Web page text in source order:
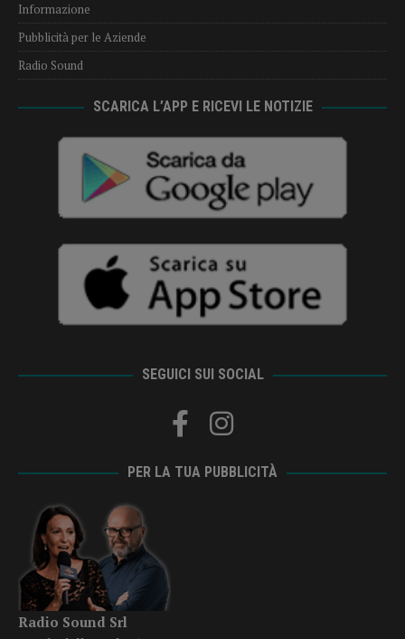
Informazione
Pubblicità per le Aziende
Radio Sound
SCARICA L’APP E RICEVI LE NOTIZIE
SEGUICI SUI SOCIAL
PER LA TUA PUBBLICITÀ
Radio Sound Srl